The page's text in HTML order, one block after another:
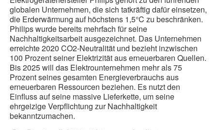
globalen Unternehmen, die sich tatkräftig dafür einsetzen,
die Erderwärmung auf höchstens 1,5°C zu beschränken.
Philips wurde bereits mehrfach für seine
Nachhaltigkeitsarbeit ausgezeichnet. Das Unternehmen
erreichte 2020 CO2-Neutralität und bezieht inzwischen
100 Prozent seiner Elektrizität aus erneuerbaren Quellen.
Bis 2025 will das Elektrounternehmen mehr als 75
Prozent seines gesamten Energieverbrauchs aus
erneuerbaren Ressourcen beziehen. Es nutzt den
Einfluss auf seine massive Lieferkette, um seine
ehrgeizige Verpflichtung zur Nachhaltigkeit
bekanntzumachen.